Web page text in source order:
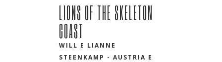
LIONS OF THE SKELETON
COAST
WILL E LIANNE
STEENKAMP - AUSTRIA E